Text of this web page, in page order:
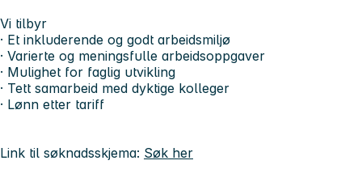
Vi tilbyr
· Et inkluderende og godt arbeidsmiljø
· Varierte og meningsfulle arbeidsoppgaver
· Mulighet for faglig utvikling
· Tett samarbeid med dyktige kolleger
· Lønn etter tariff
Link til søknadsskjema: Søk her